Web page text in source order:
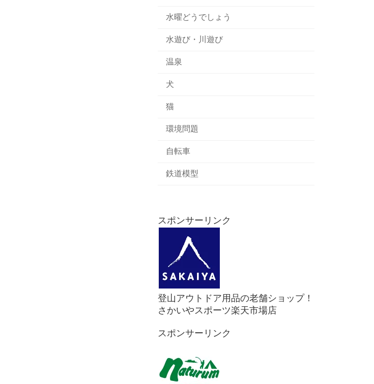
水曜どうでしょう
水遊び・川遊び
温泉
犬
猫
環境問題
自転車
鉄道模型
スポンサーリンク
登山アウトドア用品の老舗ショップ！
さかいやスポーツ楽天市場店
スポンサーリンク